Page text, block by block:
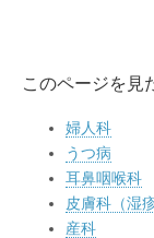
このページを見
婦人科
うつ病
耳鼻咽喉科
皮膚科（湿疹
産科